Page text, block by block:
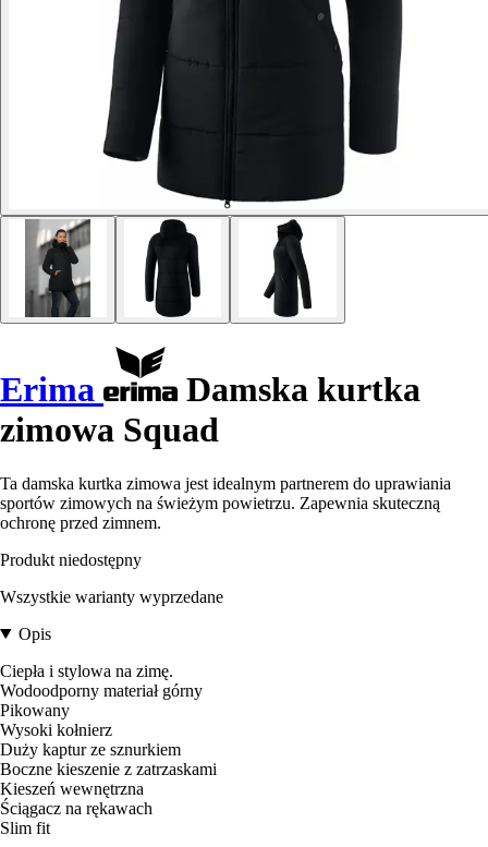
Erima
Damska kurtka
zimowa Squad
Ta damska kurtka zimowa jest idealnym partnerem do uprawiania
sportów zimowych na świeżym powietrzu. Zapewnia skuteczną
ochronę przed zimnem.
Produkt niedostępny
Wszystkie warianty wyprzedane
Opis
Ciepła i stylowa na zimę.
Wodoodporny materiał górny
Pikowany
Wysoki kołnierz
Duży kaptur ze sznurkiem
Boczne kieszenie z zatrzaskami
Kieszeń wewnętrzna
Ściągacz na rękawach
Slim fit